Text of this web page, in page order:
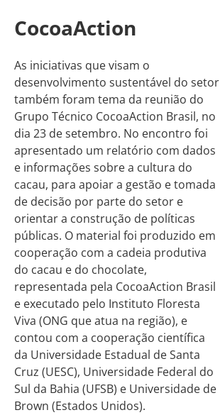
CocoaAction
As iniciativas que visam o
desenvolvimento sustentável do setor
também foram tema da reunião do
Grupo Técnico CocoaAction Brasil, no
dia 23 de setembro. No encontro foi
apresentado um relatório com dados
e informações sobre a cultura do
cacau, para apoiar a gestão e tomada
de decisão por parte do setor e
orientar a construção de políticas
públicas. O material foi produzido em
cooperação com a cadeia produtiva
do cacau e do chocolate,
representada pela CocoaAction Brasil
e executado pelo Instituto Floresta
Viva (ONG que atua na região), e
contou com a cooperação científica
da Universidade Estadual de Santa
Cruz (UESC), Universidade Federal do
Sul da Bahia (UFSB) e Universidade de
Brown (Estados Unidos).